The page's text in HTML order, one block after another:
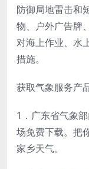
防御局地雷击和
物、户外广告牌
对海上作业、水
措施。
获取气象服务产
1．广东省气象
场免费下载。把
家乡天气。